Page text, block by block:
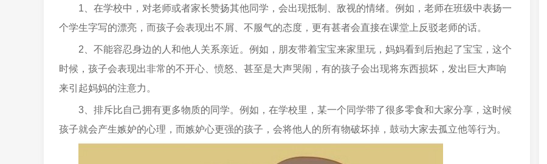
1、在学校中，对老师或者家长赞扬其他同学，会出现抵制、敌视的情绪。例如，老师在班级中表扬一
个学生字写的漂亮，而孩子会表现出不屑、不服气的态度，更有甚者会直接在课堂上反驳老师的话。
2、不能容忍身边的人和他人关系亲近。例如，朋友带着宝宝来家里玩，妈妈看到后抱起了宝宝，这个
时候，孩子会表现出非常的不开心、愤怒、甚至是大声哭闹，有的孩子会出现将东西损坏，发出巨大声响
来引起妈妈的注意力。
3、排斥比自己拥有更多物质的同学。例如，在学校里，某一个同学带了很多零食和大家分享，这时候
孩子就会产生嫉妒的心理，而嫉妒心更强的孩子，会将他人的所有物破坏掉，鼓动大家去孤立他等行为。